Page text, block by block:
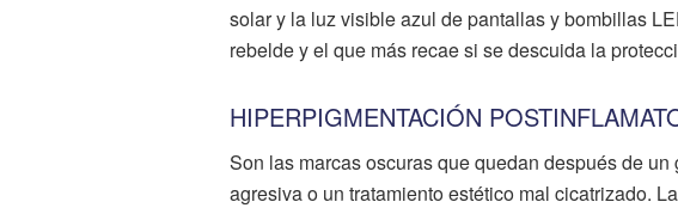
solar y la luz visible azul de pantallas y bombillas
rebelde y el que más recae si se descuida la
HIPERPIGMENTACIÓN
Son las marcas oscuras que quedan después de
agresiva o un tratamiento estético mal cicatrizado.